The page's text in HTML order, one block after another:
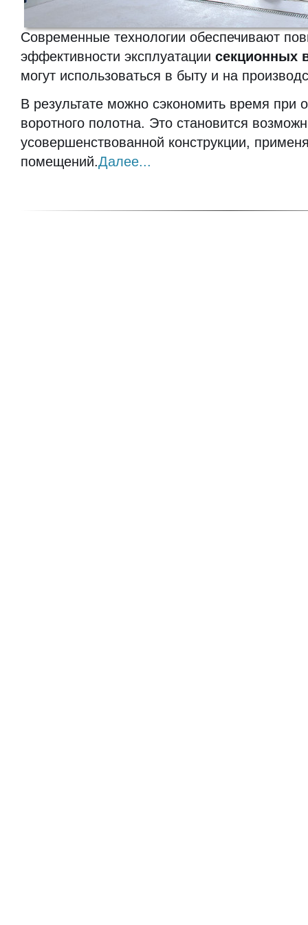
Современные технологии обеспечивают
эффективности эксплуатации секционных
могут использоваться в быту и на
В результате можно сэкономить время при
воротного полотна. Это становится
усовершенствованной конструкции,
помещений.Далее...